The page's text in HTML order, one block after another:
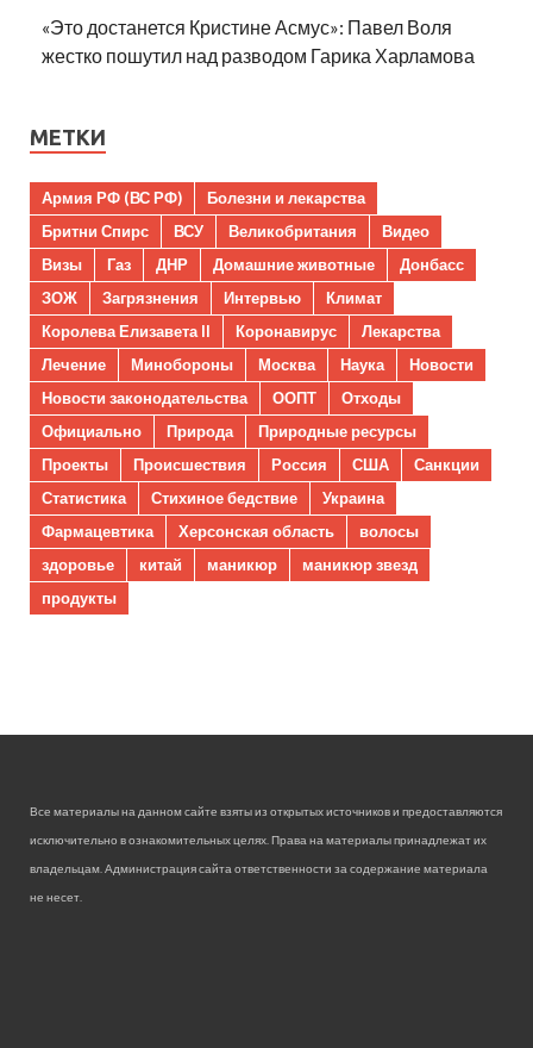
«Это достанется Кристине Асмус»: Павел Воля
жестко пошутил над разводом Гарика Харламова
МЕТКИ
Армия РФ (ВС РФ)
Болезни и лекарства
Бритни Спирс
ВСУ Великобритания
Видео
Визы
Газ ДНР Домашние животные
Донбасс
ЗОЖ
Загрязнения Интервью
Климат
Королева Елизавета II
Коронавирус
Лекарства
Лечение
Минобороны Москва Наука
Новости
Новости законодательства
ООПТ
Отходы
Официально
Природа
Природные ресурсы
Проекты
Происшествия Россия США
Санкции
Статистика
Стихиное бедствие
Украина
Фармацевтика
Херсонская область
волосы
здоровье
китай маникюр
маникюр звезд
продукты
Все материалы на данном сайте взяты из открытых источников и предоставляются
исключительно в ознакомительных целях. Права на материалы принадлежат их
владельцам. Администрация сайта ответственности за содержание материала
не несет.